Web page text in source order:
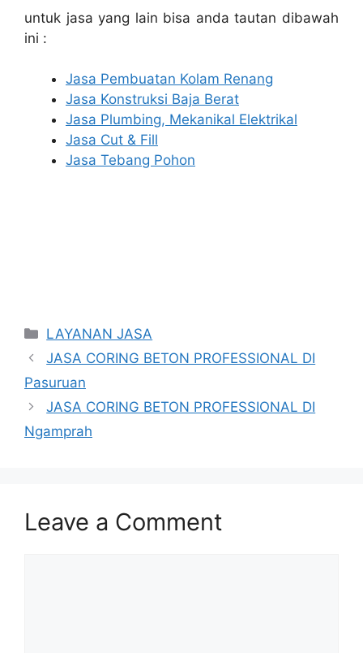
untuk jasa yang lain bisa anda tautan dibawah
ini :
Jasa Pembuatan Kolam Renang
Jasa Konstruksi Baja Berat
Jasa Plumbing, Mekanikal Elektrikal
Jasa Cut & Fill
Jasa Tebang Pohon
Categories
LAYANAN JASA
JASA CORING BETON PROFESSIONAL DI
Pasuruan
JASA CORING BETON PROFESSIONAL DI
Ngamprah
Leave a Comment